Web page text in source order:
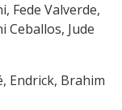
Fede Valverde,
Ceballos, Jude
Endrick, Brahim